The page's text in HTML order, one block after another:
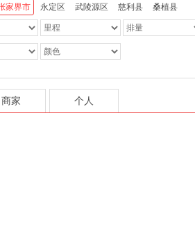
瑞麒 斯柯达 三菱 斯巴鲁 Smart
上汽大
SPRINGO 世爵 斯达泰克
五十铃 威兹曼 雪铁龙 夏利
御捷 永源 众泰 中华
帕加尼 前途 RUF 威马汽车
云雀
华阳 华北
时代 Scion 赛宝 天马 通田 唐骏汽车
家界市 永定区 武陵源区 慈利县 桑植县
商家 个人